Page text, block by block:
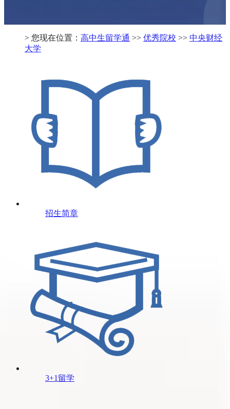
> 您现在位置： 高中生留学通 >> 优秀院校 >> 中央财经
大学
招生简章
3+1留学